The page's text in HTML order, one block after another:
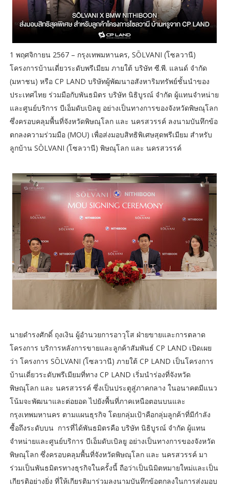
1 พฤศจิกายน 2567 – กรุงเทพมหานคร, SŌLVANI (โซลวานี)
โครงการบ้านเดี่ยวระดับพรีเมียม ภายใต้ บริษัท ซี.พี. แลนด์ จำกัด
(มหาชน) หรือ CP LAND บริษัทผู้พัฒนาอสังหาริมทรัพย์ชั้นนำของ
ประเทศไทย ร่วมมือกับพันธมิตร บริษัท นิธิบูรณ์ จำกัด ผู้แทนจำหน่าย
และศูนย์บริการ บีเอ็มดับเบิลยู อย่างเป็นทางการของจังหวัดพิษณุโลก
ซึ่งครอบคลุมพื้นที่จังหวัดพิษณุโลก และ นครสวรรค์ ลงนามบันทึกข้อ
ตกลงความร่วมมือ (MOU) เพื่อส่งมอบสิทธิพิเศษสุดพรีเมียม สำหรับ
ลูกบ้าน SŌLVANI (โซลวานี) พิษณุโลก และ นครสวรรค์
นายดำรงศักดิ์ ถุงเงิน ผู้อำนวยการอาวุโส ฝ่ายขายและการตลาด
โครงการ บริการหลังการขายและลูกค้าสัมพันธ์ CP LAND เปิดเผย
ว่า โครงการ SŌLVANI (โซลวานี) ภายใต้ CP LAND เป็นโครงการ
บ้านเดี่ยวระดับพรีเมียมที่ทาง CP LAND เริ่มนำร่องที่จังหวัด
พิษณุโลก และ นครสวรรค์ ซึ่งเป็นประตูสู่ภาคกลาง ในอนาคตมีแนว
โน้มจะพัฒนาและต่อยอด ไปยังพื้นที่ภาคเหนือตอนบนและ
กรุงเทพมหานคร ตามแผนธุรกิจ โดยกลุ่มเป้าคือกลุ่มลูกค้าที่มีกำลัง
ซื้อถึงระดับบน การที่ได้พันธมิตรคือ บริษัท นิธิบูรณ์ จำกัด ผู้แทน
จำหน่ายและศูนย์บริการ บีเอ็มดับเบิลยู อย่างเป็นทางการของจังหวัด
พิษณุโลก ซึ่งครอบคลุมพื้นที่จังหวัดพิษณุโลก และ นครสวรรค์ มา
ร่วมเป็นพันธมิตรทางธุรกิจในครั้งนี้ ถือว่าเป็นนิมิตหมายใหม่และเป็น
เกียรติอย่างยิ่ง ที่ให้เกียรติมาร่วมลงนามบันทึกข้อตกลงในการส่งมอบ